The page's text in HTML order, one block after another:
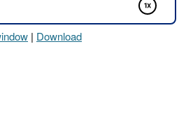
[1
Corinteni
| Download